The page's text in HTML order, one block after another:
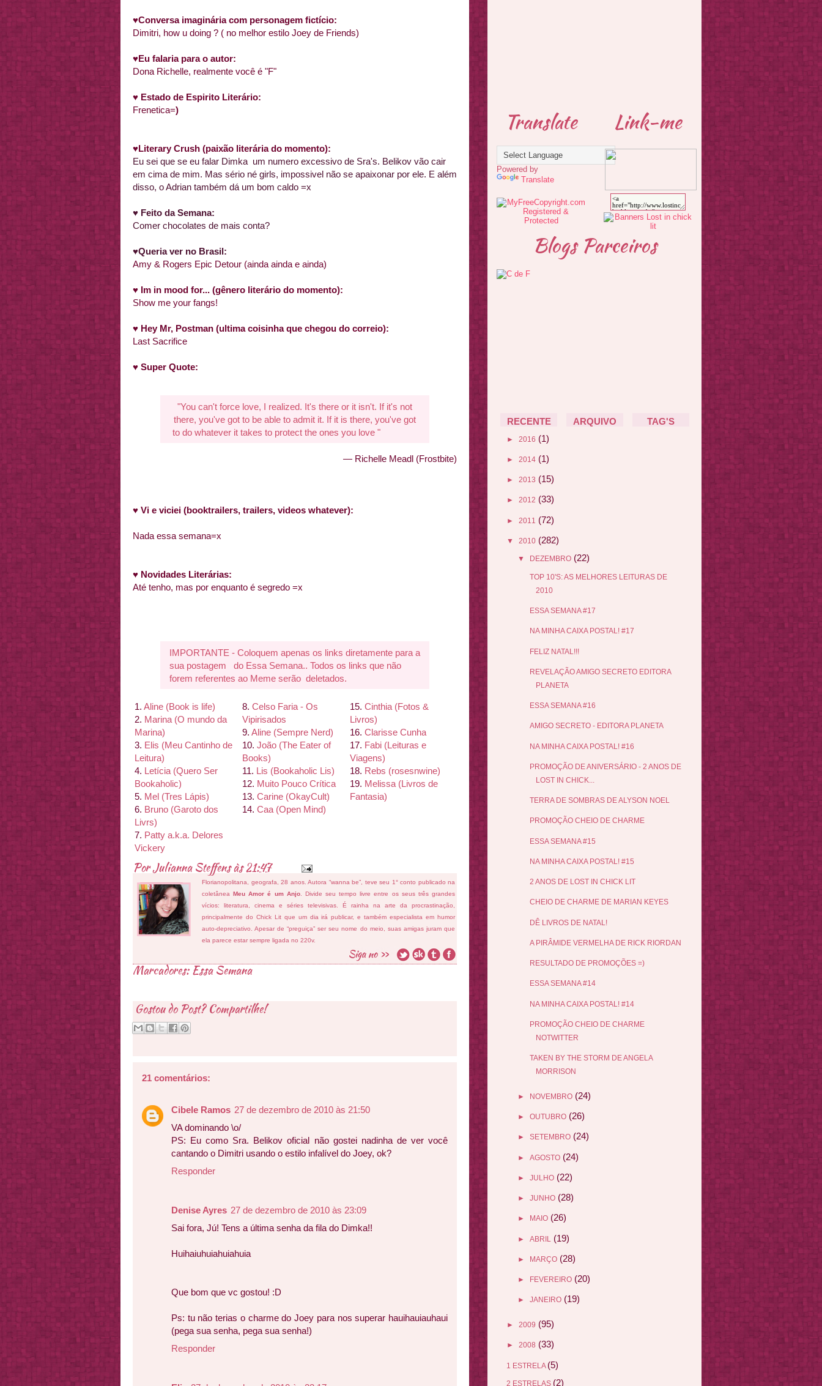
♥Conversa imaginária com personagem fictício:
Dimitri, how u doing ? ( no melhor estilo Joey de Friends)
♥Eu falaria para o autor:
Dona Richelle, realmente você é "F"
♥ Estado de Espirito Literário:
Frenetica=)
♥Literary Crush (paixão literária do momento):
Eu sei que se eu falar Dimka um numero excessivo de Sra's. Belikov vão cair
em cima de mim. Mas sério né girls, impossivel não se apaixonar por ele. E além
disso, o Adrian também dá um bom caldo =x
♥ Feito da Semana:
Comer chocolates de mais conta?
♥Queria ver no Brasil:
Amy & Rogers Epic Detour (ainda ainda e ainda)
♥ Im in mood for... (gênero literário do momento):
Show me your fangs!
♥ Hey Mr, Postman (ultima coisinha que chegou do correio):
Last Sacrifice
♥ Super Quote:
"You can't force love, I realized. It's there or it isn't. If it's not
there, you've got to be able to admit it. If it is there, you've got
to do whatever it takes to protect the ones you love "
— Richelle Meadl (Frostbite)
♥ Vi e viciei (booktrailers, trailers, videos whatever):
Nada essa semana=x
♥ Novidades Literárias:
Até tenho, mas por enquanto é segredo =x
IMPORTANTE - Coloquem apenas os links diretamente para a
sua postagem do Essa Semana.. Todos os links que não
forem referentes ao Meme serão deletados.
1. Aline (Book is life)
2. Marina (O mundo da
Marina)
3. Elis (Meu Cantinho de
Leitura)
4. Letícia (Quero Ser
Bookaholic)
5. Mel (Tres Lápis)
6. Bruno (Garoto dos
Livrs)
7. Patty a.k.a. Delores
Vickery
8. Celso Faria - Os
Vipirisados
9. Aline (Sempre Nerd)
10. João (The Eater of
Books)
11. Lis (Bookaholic Lis)
12. Muito Pouco Crítica
13. Carine (OkayCult)
14. Caa (Open Mind)
15. Cinthia (Fotos &
Livros)
16. Clarisse Cunha
17. Fabi (Leituras e
Viagens)
18. Rebs (rosesnwine)
19. Melissa (Livros de
Fantasia)
PorJulianna Steffensàs21:47
Florianopolitana, geografa, 28 anos. Autora “wanna be”, teve seu 1° conto publicado na
coletâneaMeu Amor é um Anjo. Divide seu tempo livre entre os seus três grandes
vícios: literatura, cinema e séries televisivas. É rainha na arte da procrastinação,
principalmente do Chick Lit que um dia irá publicar, e também especialista em humor
auto-depreciativo. Apesar de “preguiça” ser seu nome do meio, suas amigas juram que
ela parece estar sempre ligada no 220v.
Marcadores:Essa Semana
Gostou do Post? Compartilhe!
21 comentários:
Cibele Ramos 27 de dezembro de 2010 às 21:50
VA dominando \o/
PS: Eu como Sra. Belikov oficial não gostei nadinha de ver você
cantando o Dimitri usando o estilo infalível do Joey, ok?
Responder
Denise Ayres 27 de dezembro de 2010 às 23:09
Sai fora, Jú! Tens a última senha da fila do Dimka!!
Huihaiuhuiahuiahuia
Que bom que vc gostou! :D
Ps: tu não terias o charme do Joey para nos superar hauihauiauhaui
(pega sua senha, pega sua senha!)
Responder
Translate
Powered by
Translate
Link-me
Blogs Parceiros
RECENTE ARQUIVO TAG'S
► 2016 (1)
► 2014 (1)
► 2013 (15)
► 2012 (33)
► 2011 (72)
▼ 2010 (282)
▼ DEZEMBRO (22)
TOP 10'S: AS MELHORES LEITURAS DE
2010
ESSA SEMANA #17
NA MINHA CAIXA POSTAL! #17
FELIZ NATAL!!!
REVELAÇÃO AMIGO SECRETO EDITORA
PLANETA
ESSA SEMANA #16
AMIGO SECRETO - EDITORA PLANETA
NA MINHA CAIXA POSTAL! #16
PROMOÇÃO DE ANIVERSÁRIO - 2 ANOS DE
LOST IN CHICK...
TERRA DE SOMBRAS DE ALYSON NOEL
PROMOÇÃO CHEIO DE CHARME
ESSA SEMANA #15
NA MINHA CAIXA POSTAL! #15
2 ANOS DE LOST IN CHICK LIT
CHEIO DE CHARME DE MARIAN KEYES
DÊ LIVROS DE NATAL!
A PIRÂMIDE VERMELHA DE RICK RIORDAN
RESULTADO DE PROMOÇÕES =)
ESSA SEMANA #14
NA MINHA CAIXA POSTAL! #14
PROMOÇÃO CHEIO DE CHARME
NOTWITTER
TAKEN BY THE STORM DE ANGELA
MORRISON
► NOVEMBRO (24)
► OUTUBRO (26)
► SETEMBRO (24)
► AGOSTO (24)
► JULHO (22)
► JUNHO (28)
► MAIO (26)
► ABRIL (19)
► MARÇO (28)
► FEVEREIRO (20)
► JANEIRO (19)
► 2009 (95)
► 2008 (33)
1 ESTRELA (5)
2 ESTRELAS (2)